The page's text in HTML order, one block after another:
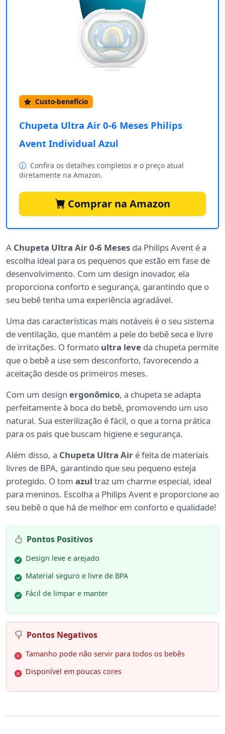
Custo-benefício
Chupeta Ultra Air 0-6 Meses Philips
Avent Individual Azul
Confira os detalhes completos e o preço atual
diretamente na Amazon.
Comprar na Amazon
A Chupeta Ultra Air 0-6 Meses da Philips Avent é a
escolha ideal para os pequenos que estão em fase de
desenvolvimento. Com um design inovador, ela
proporciona conforto e segurança, garantindo que o
seu bebê tenha uma experiência agradável.
Uma das características mais notáveis é o seu sistema
de ventilação, que mantém a pele do bebê seca e livre
de irritações. O formato ultra leve da chupeta permite
que o bebê a use sem desconforto, favorecendo a
aceitação desde os primeiros meses.
Com um design ergonômico, a chupeta se adapta
perfeitamente à boca do bebê, promovendo um uso
natural. Sua esterilização é fácil, o que a torna prática
para os pais que buscam higiene e segurança.
Além disso, a Chupeta Ultra Air é feita de materiais
livres de BPA, garantindo que seu pequeno esteja
protegido. O tom azul traz um charme especial, ideal
para meninos. Escolha a Philips Avent e proporcione ao
seu bebê o que há de melhor em conforto e qualidade!
Pontos Positivos
Design leve e arejado
Material seguro e livre de BPA
Fácil de limpar e manter
Pontos Negativos
Tamanho pode não servir para todos os bebês
Disponível em poucas cores